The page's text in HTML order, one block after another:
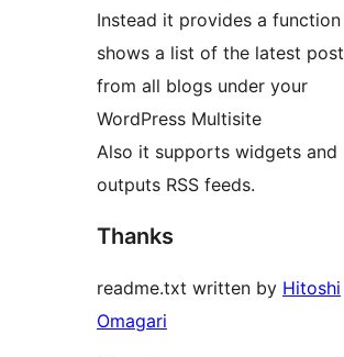
Instead it provides a
shows a list of the latest
from all blogs under your
WordPress Multisite
Also it supports widgets and
outputs RSS feeds.
Thanks
readme.txt written by Hitoshi
Omagari